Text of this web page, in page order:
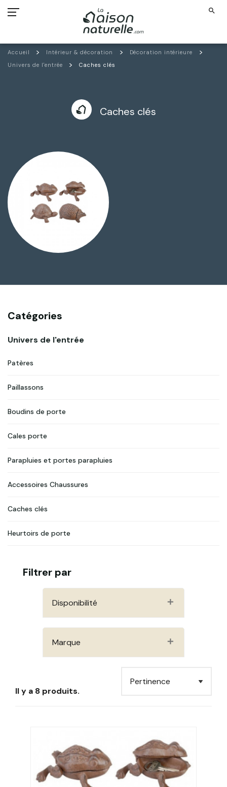
search
Accueil Intérieur & décoration
Décoration intérieure
Univers de l'entrée
Caches clés
Caches clés
Catégories
Univers de l'entrée
Patères
Paillassons
Boudins de porte
Cales porte
Parapluies et portes parapluies
Accessoires Chaussures
Caches clés
Heurtoirs de porte
Filtrer par
Disponibilité
Marque
Il y a 8 produits.